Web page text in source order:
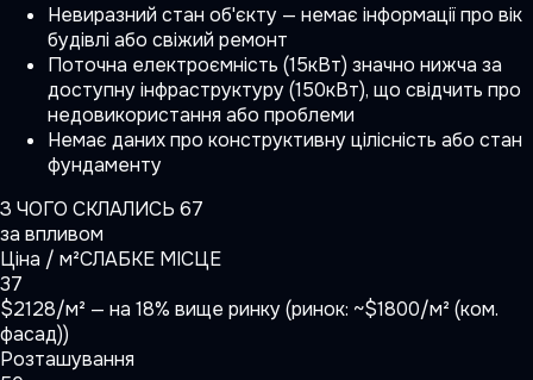
Невиразний стан об'єкту — немає інформації про вік
будівлі або свіжий ремонт
Поточна електроємність (15кВт) значно нижча за
доступну інфраструктуру (150кВт), що свідчить про
недовикористання або проблеми
Немає даних про конструктивну цілісність або стан
фундаменту
З ЧОГО СКЛАЛИСЬ 67
за впливом
Ціна / м²СЛАБКЕ МІСЦЕ
37
$2128/м² — на 18% вище ринку (ринок: ~$1800/м² (ком.
фасад))
Розташування